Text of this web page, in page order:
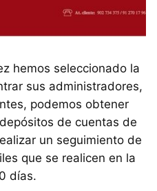
hemos seleccionado la
sus administradores,
podemos obtener
de cuentas de
un seguimiento de
que se realicen en la
días.